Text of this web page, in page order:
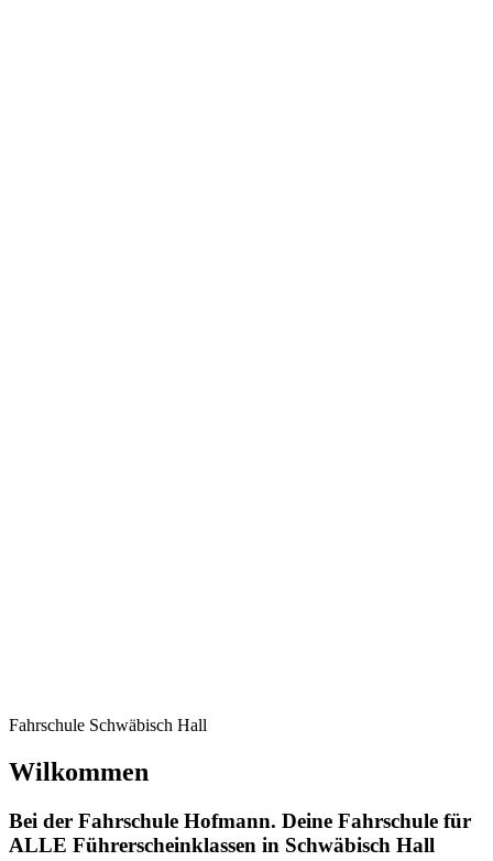
Fahrschule Schwäbisch Hall
Wilkommen
Bei der Fahrschule Hofmann. Deine Fahrschule für
ALLE Führerscheinklassen in Schwäbisch Hall